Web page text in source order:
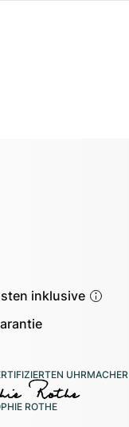
inklusive
UHRMACHER
ROTHE